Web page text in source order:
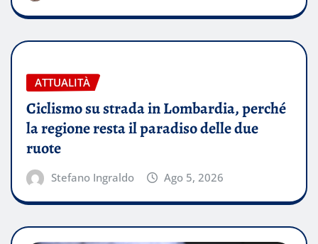
ATTUALITÀ
Ciclismo su strada in Lombardia, perché
la regione resta il paradiso delle due
ruote
Stefano Ingraldo Ago 5, 2026